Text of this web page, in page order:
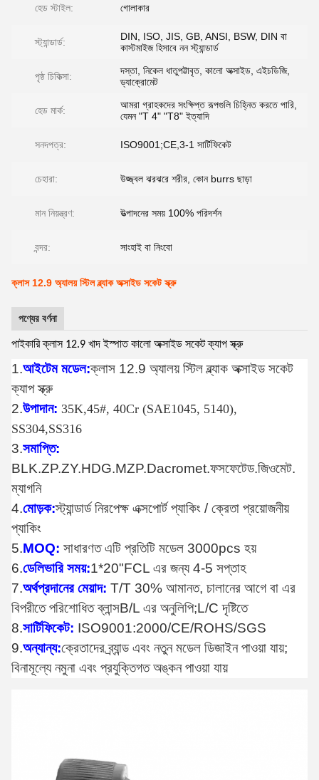
হেড স্টাইল: গোলাকার
স্ট্যান্ডার্ড:
DIN, ISO, JIS, GB, ANSI, BSW, DIN বা
কাস্টমাইজ হিসাবে নন স্ট্যান্ডার্ড
পৃষ্ঠ চিকিত্সা:
দস্তা, নিকেল ধাতুপট্টাবৃত, কালো অক্সাইড, এইচডিজি,
ড্যাক্রোমেট
হেড মার্ক:
আমরা গ্রাহকদের সংক্ষিপ্ত রূপগুলি চিহ্নিত করতে পারি,
যেমন "T 4" "T8" ইত্যাদি
সনদপত্র: ISO9001;CE,3-1 সার্টিফিকেট
চেহারা: উজ্জ্বল ঝরঝরে শরীর, কোন burrs ছাড়া
মান নিয়ন্ত্রণ: উত্পাদনের সময় 100% পরিদর্শন
বন্দর: সাংহাই বা নিংবো
ক্লাস 12.9 অ্যালয় স্টিল ব্ল্যাক অক্সাইড সকেট স্ক্রু
পণ্যের বর্ণনা
পাইকারি ক্লাস 12.9 খাদ ইস্পাত কালো অক্সাইড সকেট ক্যাপ স্ক্রু
1.আইটেম মডেল:ক্লাস 12.9 অ্যালয় স্টিল ব্ল্যাক অক্সাইড সকেট
ক্যাপ স্ক্রু
2.উপাদান: 35K,45#, 40Cr (SAE1045, 5140),
SS304,SS316
3.সমাপ্তি:
BLK.ZP.ZY.HDG.MZP.Dacromet.ফসফেটেড.জিওমেট.
ম্যাগনি
4.মোড়ক:স্ট্যান্ডার্ড নিরপেক্ষ এক্সপোর্ট প্যাকিং / ক্রেতা প্রয়োজনীয়
প্যাকিং
5.MOQ: সাধারণত এটি প্রতিটি মডেল 3000pcs হয়
6.ডেলিভারি সময়:1*20"FCL এর জন্য 4-5 সপ্তাহ
7.অর্থপ্রদানের মেয়াদ: T/T 30% আমানত, চালানের আগে বা এর
বিপরীতে পরিশোধিত ব্লান্সB/L এর অনুলিপি;L/C দৃষ্টিতে
8.সার্টিফিকেট: ISO9001:2000/CE/ROHS/SGS
9.অন্যান্য:ক্রেতাদের ব্র্যান্ড এবং নতুন মডেল ডিজাইন পাওয়া যায়;
বিনামূল্যে নমুনা এবং প্রযুক্তিগত অঙ্কন পাওয়া যায়